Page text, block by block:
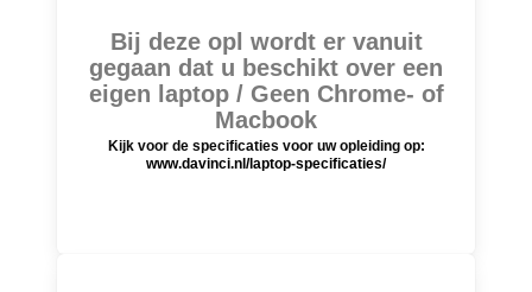
Bij deze opl wordt er vanuit
gegaan dat u beschikt over een
eigen laptop / Geen Chrome- of
Macbook
Kijk voor de specificaties voor uw opleiding op:
www.davinci.nl/laptop-specificaties/